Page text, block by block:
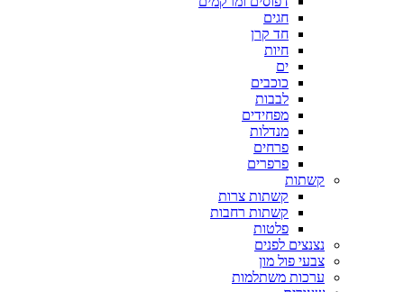
חגים
חד קרן
חיות
ים
כוכבים
לבבות
מפחידים
מנדלות
פרחים
פרפרים
קשתות
קשתות צרות
קשתות רחבות
פלטות
נצנצים לפנים
צבעי פול מון
ערכות משתלמות